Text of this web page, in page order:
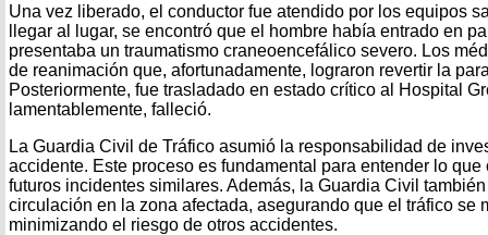
Una vez liberado, el conductor fue atendido por los equipos
llegar al lugar, se encontró que el hombre había entrado en
presentaba un traumatismo craneoencefálico severo. Los
de reanimación que, afortunadamente, lograron revertir la
Posteriormente, fue trasladado en estado crítico al Hospital
lamentablemente, falleció.
La Guardia Civil de Tráfico asumió la responsabilidad de
accidente. Este proceso es fundamental para entender lo
futuros incidentes similares. Además, la Guardia Civil
circulación en la zona afectada, asegurando que el tráfico se
minimizando el riesgo de otros accidentes.